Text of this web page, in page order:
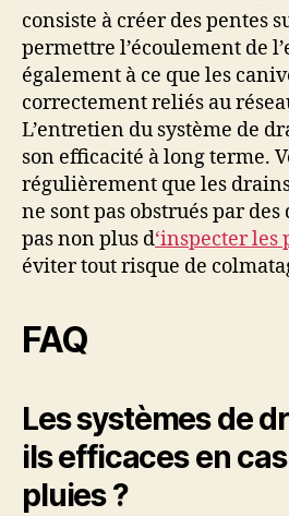
consiste à créer des pentes
permettre l’écoulement de
également à ce que les
correctement reliés au
L’entretien du système de
son efficacité à long terme.
régulièrement que les
ne sont pas obstrués par des
pas non plus d‘inspecter les
éviter tout risque de
FAQ
Les systèmes de
ils efficaces en
pluies ?